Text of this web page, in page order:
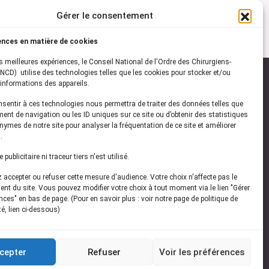
Gérer le consentement
en matière de cookies
meilleures expériences, le Conseil National de l'Ordre des Chirurgiens-
utilise des technologies telles que les cookies pour stocker et/ou
des appareils.
à ces technologies nous permettra de traiter des données telles que
de navigation ou les ID uniques sur ce site ou d’obtenir des statistiques
de notre site pour analyser la fréquentation de ce site et améliorer
publicitaire ni traceur tiers n'est utilisé.
accepter ou refuser cette mesure d'audience. Votre choix n'affecte pas le
du site. Vous pouvez modifier votre choix à tout moment via le lien "Gérer
en bas de page. (Pour en savoir plus : voir notre page de politique de
lien ci-dessous)
Refuser Voir les préférences
vous à notrenewsletter
les dernières actualités de l'ONCD